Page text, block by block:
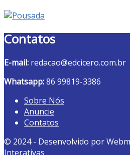
Contatos
E-mail: redacao@edcicero.com.br
Whatsapp:86 99819-3386
Sobre Nós
Anuncie
Contatos
© 2024 - Desenvolvido por
Interativas